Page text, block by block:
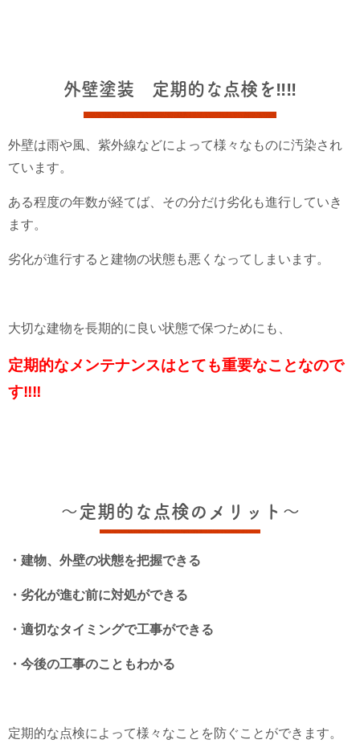
外壁塗装 定期的な点検を‼‼
外壁は雨や風、紫外線などによって様々なものに汚染され
ています。
ある程度の年数が経てば、その分だけ劣化も進行していき
ます。
劣化が進行すると建物の状態も悪くなってしまいます。
大切な建物を長期的に良い状態で保つためにも、
定期的なメンテナンスはとても重要なことなので
す‼‼
～定期的な点検のメリット～
・建物、外壁の状態を把握できる
・劣化が進む前に対処ができる
・適切なタイミングで工事ができる
・今後の工事のこともわかる
定期的な点検によって様々なことを防ぐことができます。